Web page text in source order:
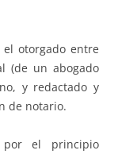
otorgado entre
(de un abogado
y redactado y
de notario.
por el principio